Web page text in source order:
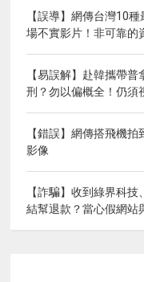
【誤導】網傳台灣10
場不實影片！非可靠的
【易誤解】赴韓攜帶
刑？勿以偏概全！仍須
【錯誤】網傳搭飛機
影像
【詐騙】收到綠界科
結幫退款？當心假網站